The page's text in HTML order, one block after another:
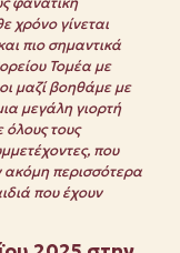
χρόνο γίνεται
πιο σημαντικά
Τομέα με
μαζί βοηθάμε με
μεγάλη γιορτή
τους
που
περισσότερα
που έχουν